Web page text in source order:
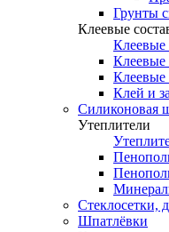
Грунты
Клеевые
Клеевые
Клеевые
Клеевые
Клей и
Силиконовая
Утеплители
Стеклосетки,
Шпатлёвки